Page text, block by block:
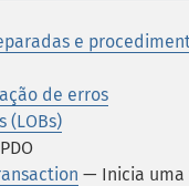
e
de erros
(LOBs)
— Inicia uma